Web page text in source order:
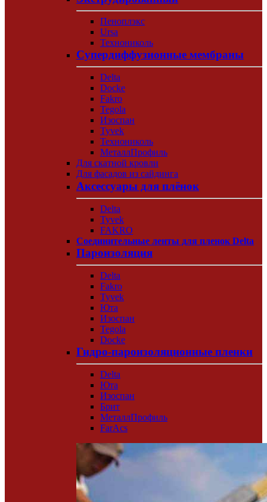
Пеноплэкс
Ursa
Технониколь
Супердиффузионные мембраны
Delta
Docke
Fakro
Tegola
Изоспан
Tyvek
Технониколь
МеталлПрофиль
Для скатной кровли
Для фасадов из сайдинга
Аксессуары для плёнок
Delta
Tyvek
FAKRO
Соединительные ленты для пленок Delta
Пароизоляция
Delta
Fakro
Tyvek
Юта
Изоспан
Tegola
Docke
Гидро-пароизоляционные пленки
Delta
Юта
Изоспан
Брит
МеталлПрофиль
FarAcs